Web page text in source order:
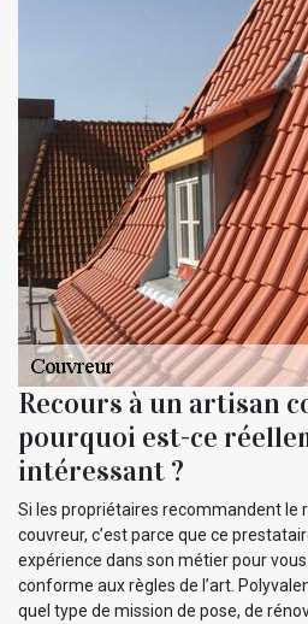
Recours à un artisan
pourquoi est-ce
intéressant ?
Si les propriétaires recommandent le
couvreur, c’est parce que ce
expérience dans son métier pour
conforme aux règles de l’art.
quel type de mission de pose, de